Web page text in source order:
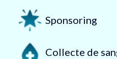
Sponsoring
Collecte de